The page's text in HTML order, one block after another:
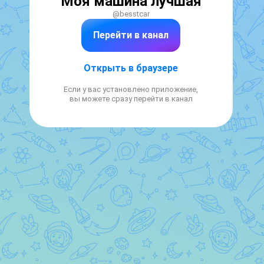
@besstcar
Перейти в канал
Открыть в браузере
Если у вас установлено приложение,
вы можете сразу перейти в канал